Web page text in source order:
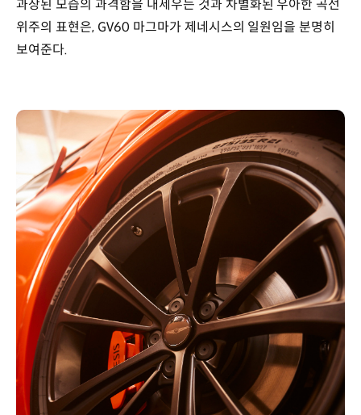
과장된 모습의 과격함을 내세우는 것과 차별화된 우아한 곡선
위주의 표현은, GV60 마그마가 제네시스의 일원임을 분명히
보여준다.